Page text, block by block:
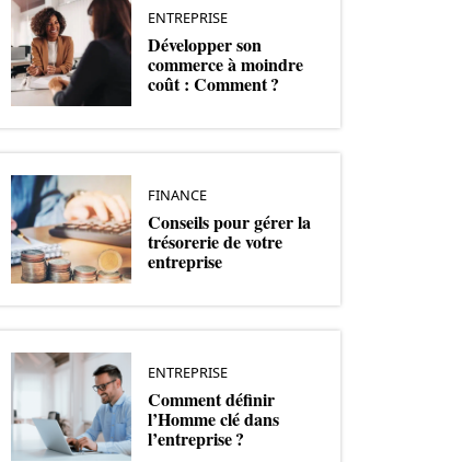
ENTREPRISE
Développer son
commerce à moindre
coût : Comment ?
FINANCE
Conseils pour gérer la
trésorerie de votre
entreprise
ENTREPRISE
Comment définir
l’Homme clé dans
l’entreprise ?